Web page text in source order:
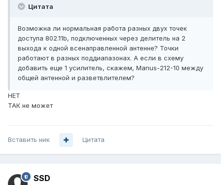
Цитата
Возможна ли нормальная работа разных двух точек
доступа 802.11b, подключенных через делитель на 2
выхода к одной всенаправленной антенне? Точки
работают в разных поддиапазонах. А если в схему
добавить еще 1 усилитель, скажем, Manus-212-10 между
общей антенной и разветвлителем?
НЕТ
ТАК не может
Вставить ник Цитата
SSD